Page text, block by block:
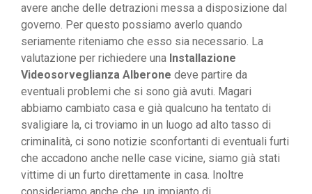
avere anche delle detrazioni messa a disposizione dal
governo. Per questo possiamo averlo quando
seriamente riteniamo che esso sia necessario. La
valutazione per richiedere una Installazione
Videosorveglianza Alberone deve partire da
eventuali problemi che si sono già avuti. Magari
abbiamo cambiato casa e già qualcuno ha tentato di
svaligiare la, ci troviamo in un luogo ad alto tasso di
criminalità, ci sono notizie sconfortanti di eventuali furti
che accadono anche nelle case vicine, siamo già stati
vittime di un furto direttamente in casa. Inoltre